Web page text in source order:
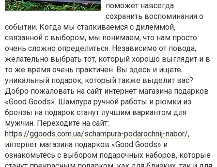
поможет навсегда
сохранить воспоминания о
событии. Когда мы сталкиваемся с дилеммой,
связанной с выбором, мы понимаем, что нам просто
очень сложно определиться. Независимо от повода,
желательно выбрать тот, который хорошо выглядит и в
то же время очень практичен. Вы здесь и ищете
уникальный подарок, который также выделит вас?
Добро пожаловать на сайт интернет магазина подарков
«Good Goods». Шампура ручной работы и рюмки из
бронзы на подарок станут лучшим вариантом для
мужчин. Переходите на сайт:
https://ggoods.com.ua/schampura-podarochnij-nabor/,
интернет магазина подарков «Good Goods» и
ознакомьтесь с выбором подарочных наборов, которые